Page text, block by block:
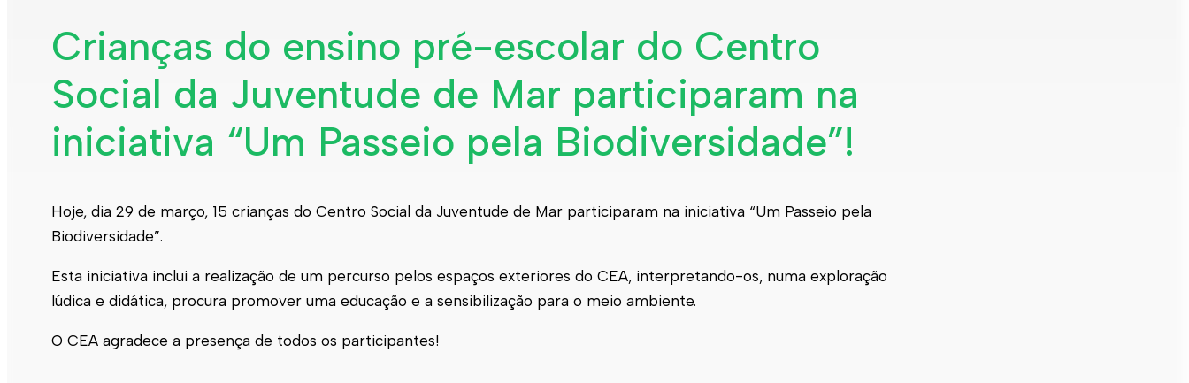
Crianças do ensino pré-escolar do Centro
Social da Juventude de Mar participaram na
iniciativa “Um Passeio pela Biodiversidade”!
Hoje, dia 29 de março, 15 crianças do Centro Social da Juventude de Mar participaram na iniciativa “Um Passeio pela
Biodiversidade”.
Esta iniciativa inclui a realização de um percurso pelos espaços exteriores do CEA, interpretando-os, numa exploração
lúdica e didática, procura promover uma educação e a sensibilização para o meio ambiente.
O CEA agradece a presença de todos os participantes!